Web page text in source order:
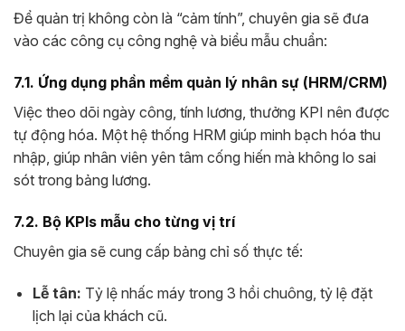
Để quản trị không còn là “cảm tính”, chuyên gia sẽ đưa
vào các công cụ công nghệ và biểu mẫu chuẩn:
7.1. Ứng dụng phần mềm quản lý nhân sự (HRM/CRM)
Việc theo dõi ngày công, tính lương, thưởng KPI nên được
tự động hóa. Một hệ thống HRM giúp minh bạch hóa thu
nhập, giúp nhân viên yên tâm cống hiến mà không lo sai
sót trong bảng lương.
7.2. Bộ KPIs mẫu cho từng vị trí
Chuyên gia sẽ cung cấp bảng chỉ số thực tế:
Lễ tân: Tỷ lệ nhấc máy trong 3 hồi chuông, tỷ lệ đặt
lịch lại của khách cũ.